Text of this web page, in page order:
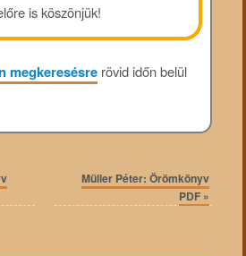
is köszönjük!
megkeresésrerövid időn belül
Müller Péter: Örömkönyv
PDF »